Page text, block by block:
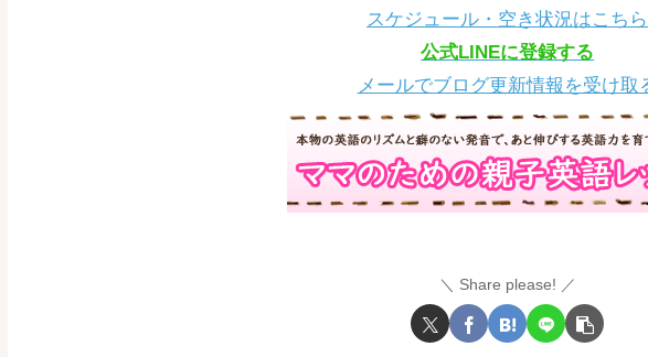
スケジュール・空き状況はこちら
公式LINEに登録する
メールでブログ更新情報を受け取
Share please!